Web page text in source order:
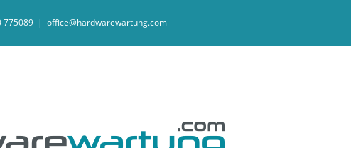
775089 | office@hardwarewartung.com